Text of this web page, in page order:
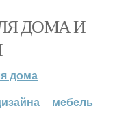
ДОМА И
дома
мебель